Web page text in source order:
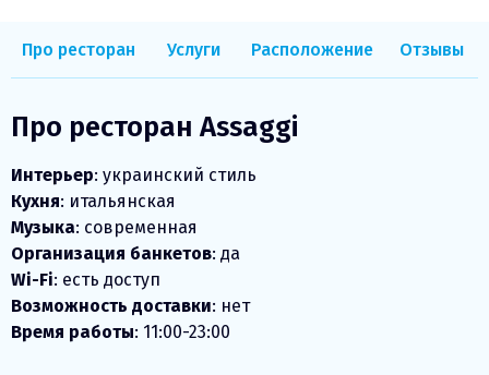
Про ресторан Услуги Расположение Отзывы
Про ресторан Assaggi
Интерьер: украинский стиль
Кухня: итальянская
Музыка: современная
Организация банкетов: да
Wi-Fi: есть доступ
Возможность доставки: нет
Время работы: 11:00-23:00